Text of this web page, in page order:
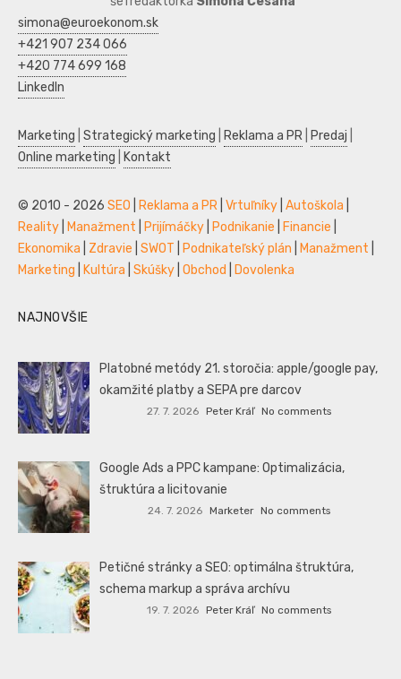
simona@euroekonom.sk
+421 907 234 066
+420 774 699 168
LinkedIn
Marketing Strategický marketing Reklama a PR Predaj
Online marketing
Kontakt
© 2010 - 2026 SEO Reklama a PR Vrtuľníky Autoškola
Reality
Manažment Prijímáčky Podnikanie Financie
Ekonomika
Zdravie SWOT Podnikateľský plán Manažment
Marketing
Kultúra Skúšky Obchod Dovolenka
NAJNOVŠIE
Platobné metódy 21. storočia: apple/google pay,
okamžité platby a SEPA pre darcov
27. 7. 2026 Peter Kráľ No comments
Google Ads a PPC kampane: Optimalizácia,
štruktúra a licitovanie
24. 7. 2026 Marketer No comments
Petičné stránky a SEO: optimálna štruktúra,
schema markup a správa archívu
19. 7. 2026 Peter Kráľ No comments